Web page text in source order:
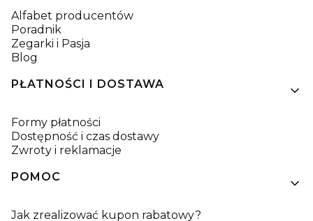
Alfabet producentów
Poradnik
Zegarki i Pasja
Blog
PŁATNOŚCI I DOSTAWA
Formy płatności
Dostępność i czas dostawy
Zwroty i reklamacje
POMOC
Jak zrealizować kupon rabatowy?